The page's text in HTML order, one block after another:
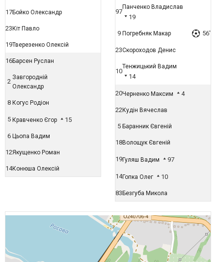
17Бойко Олександр
23Кіт Павло
19Тверезенко Олексій
16Барсен Руслан
2
Завгородній
Олександр
8 Когус Родіон
5 Кравченко Єгор 15
6 Цьопа Вадим
12Якущенко Роман
14Конюша Олексій
97
Панченко Владислав
19
9 Погребняк Макар 56'
23Скороходов Денис
10
Тенжицький Вадим
14
20Черненко Максим 4
22Кудін Вячеслав
5 Баранник Євгеній
18Волощук Євгеній
19Гуляш Вадим 97
14Гопка Олег 10
83Безгуба Микола